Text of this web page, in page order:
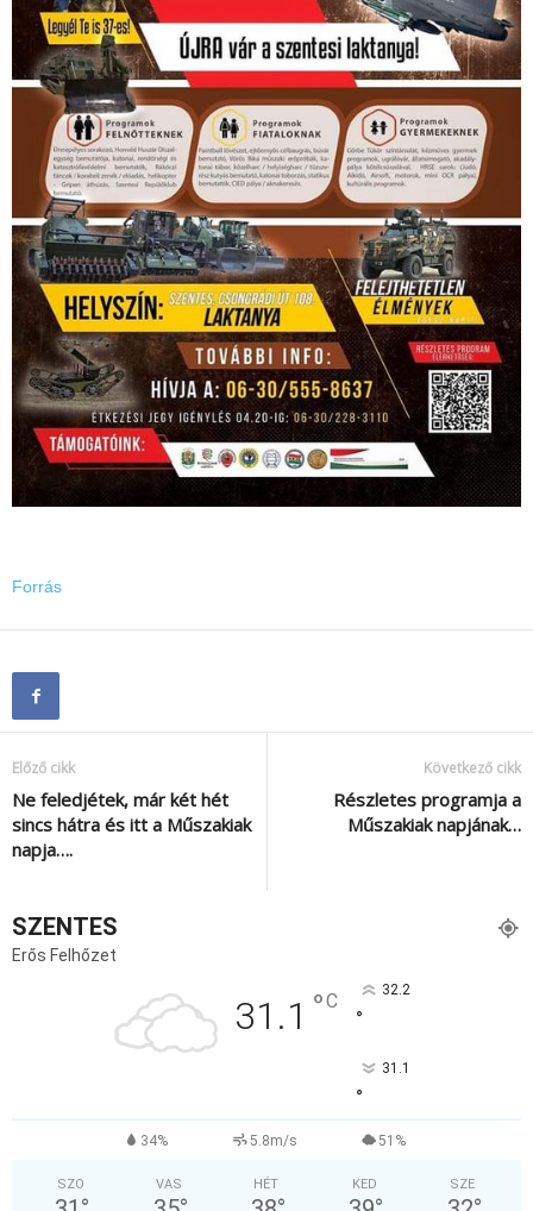
Forrás
Előző cikk
Ne feledjétek, már két hét
sincs hátra és itt a Műszakiak
napja….
Következő cikk
Részletes programja a
Műszakiak napjának…
SZENTES
Erős Felhőzet
31.1 °C 32.2
°
31.1
°
34% 5.8m/s 51%
SZO VAS HÉT KED SZE